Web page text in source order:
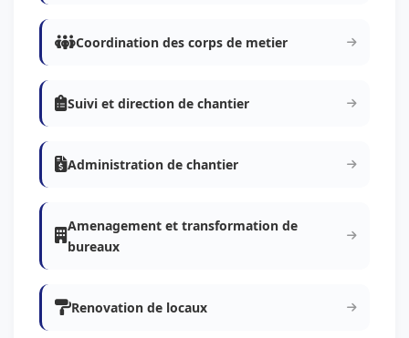
Coordination des corps de metier
Suivi et direction de chantier
Administration de chantier
Amenagement et transformation de
bureaux
Renovation de locaux